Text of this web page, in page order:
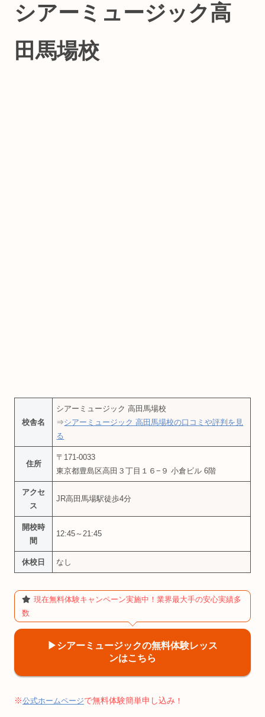
シアーミュージック高
田馬場校
校舎名
シアーミュージック 高田馬場校
⇒シアーミュージック 高田馬場校の口コミや評判を見
る
住所
〒171-0033
東京都豊島区高田３丁目１６−９ 小倉ビル 6階
アクセ
ス
JR高田馬場駅徒歩4分
開校時
間
12:45～21:45
休校日 なし
現在無料体験キャンペーン実施中！業界最大手の安心実績多
数
▶︎シアーミュージックの無料体験レッス
ンはこちら
※公式ホームページで無料体験簡単申し込み ！